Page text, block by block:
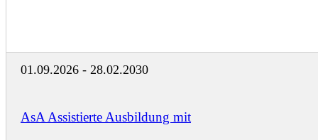
01.09.2026 - 28.02.2030
AsA Assistierte Ausbildung mit